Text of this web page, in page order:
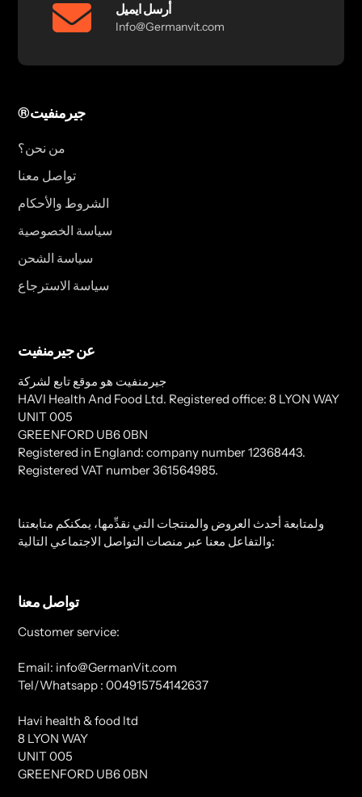
أرسل ايميل
Info@Germanvit.com
®جيرمنفيت
من نحن؟
تواصل معنا
الشروط والأحكام
سياسة الخصوصية
سياسة الشحن
سياسة الاسترجاع
عن جيرمنفيت
جيرمنفيت هو موقع تابع لشركة
HAVI Health And Food Ltd. Registered office: 8 LYON WAY
UNIT 005
GREENFORD UB6 0BN
Registered in England: company number 12368443.
Registered VAT number 361564985.
ولمتابعة أحدث العروض والمنتجات التي نقدِّمها، يمكنكم متابعتنا
والتفاعل معنا عبر منصات التواصل الاجتماعي التالية:
تواصل معنا
Customer service:
Email: info@GermanVit.com
Tel/Whatsapp : 004915754142637
Havi health & food ltd
8 LYON WAY
UNIT 005
GREENFORD UB6 0BN